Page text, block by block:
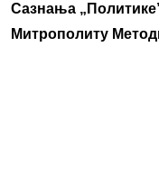
Сазнања
Митрополиту